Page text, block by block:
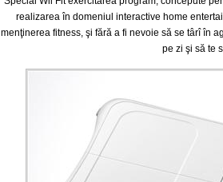
realizarea în domeniul interactive home
menţinerea fitness, şi fără a fi nevoie să se târî în
pe zi şi să te